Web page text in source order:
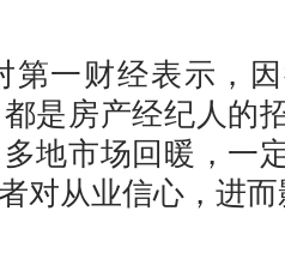
一财经表示，因
是房产经纪人的
地市场回暖，一
对从业信心，进